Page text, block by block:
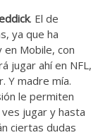
. El de
ya que ha
en Mobile, con
jugar ahí en NFL,
Y madre mía.
le permiten
jugar y hasta
ciertas dudas